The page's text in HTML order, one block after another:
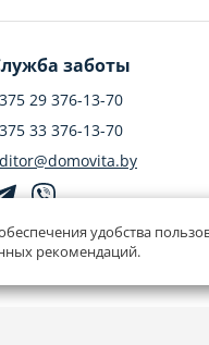
заботы
29 376-13-70
33 376-13-70
принимаем звонки и
в будние дни с 9:00 до
удобства
рекомендаций.